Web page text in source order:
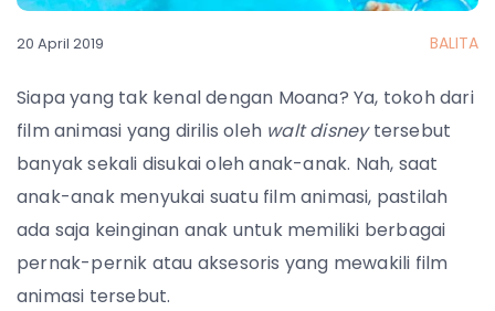
20 April 2019 BALITA
Siapa yang tak kenal dengan Moana? Ya, tokoh dari
film animasi yang dirilis oleh walt disneytersebut
banyak sekali disukai oleh anak-anak. Nah, saat
anak-anak menyukai suatu film animasi, pastilah
ada saja keinginan anak untuk memiliki berbagai
pernak-pernik atau aksesoris yang mewakili film
animasi tersebut.